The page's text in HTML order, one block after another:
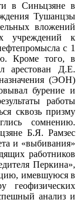
в Синьцзяне в
Тушанцзы
вложений
учреждений к
с 1
Кроме того, в
арестован Д.Е.
(ЭОН)
бурение и
работы
сквозь призму
сомнению.
Б.Я. Рамзес
и «выбивания»
работников
Перкина»,
имевшуюся в
геофизических
анализ и